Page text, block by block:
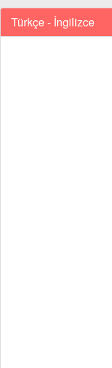
Türkçe - İngilizce